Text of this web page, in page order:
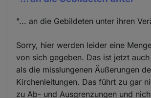
"... an die Gebildeten unter ihren
Sorry, hier werden leider eine
von sich gegeben. Das ist jetzt
als die misslungenen Äußerungen
Kirchenleitungen. Das führt zu gar
zu Ab- und Ausgrenzungen und